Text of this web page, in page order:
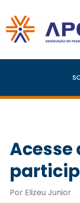
Acesse
Por Elizeu Junior